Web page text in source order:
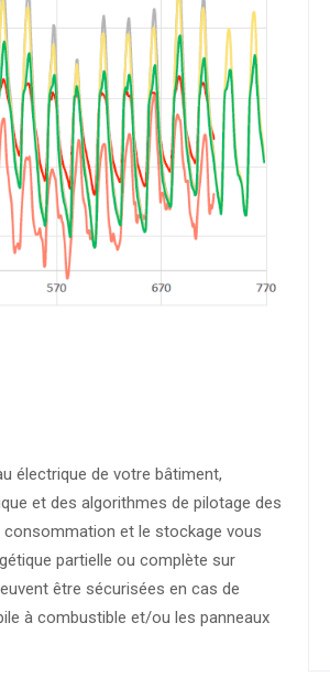
électrique de votre bâtiment,
et des algorithmes de pilotage des
et le stockage vous
partielle ou complète sur
être sécurisées en cas de
à combustible et/ou les panneaux